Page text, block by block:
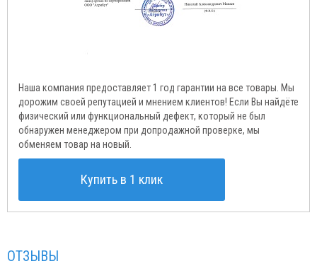
Наша компания предоставляет 1 год гарантии на все товары. Мы
дорожим своей репутацией и мнением клиентов! Если Вы найдёте
физический или функциональный дефект, который не был
обнаружен менеджером при допродажной проверке, мы
обменяем товар на новый.
Купить в 1 клик
ОТЗЫВЫ